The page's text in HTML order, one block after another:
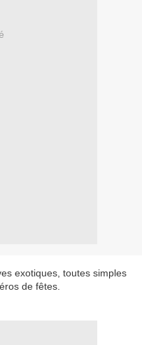
exotiques, toutes simples
de fêtes.